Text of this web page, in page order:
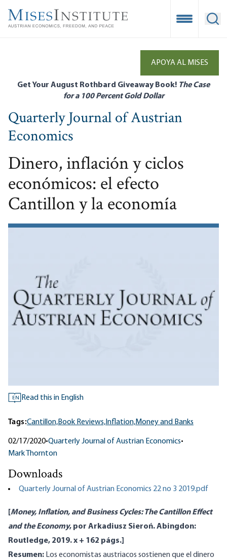
main
Open
APOYA AL MISES
Get Your August Rothbard Giveaway Book! The Case
for a 100 Percent Gold Dollar
Quarterly Journal of Austrian
Economics
Dinero, inflación y ciclos
económicos: el efecto
Cantillon y la economía
EN Read this in English
Tags:Cantillon,Book Reviews, Inflation,Money and Banks
02/17/2020•Quarterly Journal of Austrian Economics•
Mark Thornton
Downloads
Quarterly Journal of Austrian Economics 22 no 3 2019.pdf
[Money, Inflation, and Business Cycles: The Cantillon Effect
and the Economy, por Arkadiusz Sieroń. Abingdon:
Routledge, 2019. x + 162 págs.]
Resumen: Los economistas austriacos sostienen que el dinero